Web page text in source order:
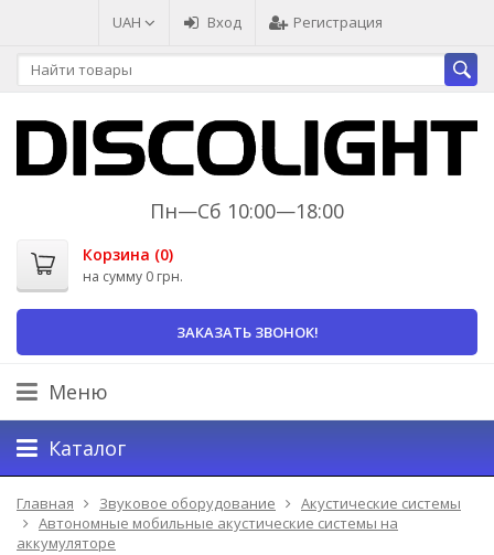
UAH Вход Регистрация
Пн—Сб 10:00—18:00
Корзина (0)
на сумму 0 грн.
ЗАКАЗАТЬ ЗВОНОК!
Меню
Каталог
Главная Звуковое оборудование
Акустические системы
Автономные мобильные акустические системы на
аккумуляторе